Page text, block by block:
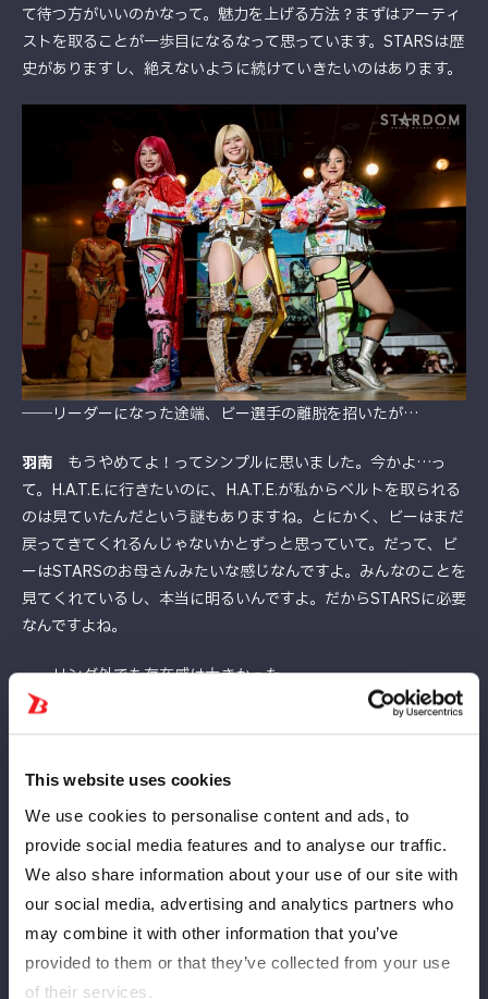
This website uses cookies
We use cookies to personalise content and ads, to
provide social media features and to analyse our traffic.
We also share information about your use of our site with
our social media, advertising and analytics partners who
may combine it with other information that you’ve
provided to them or that they’ve collected from your use
of their services.
て待つ方がいいのかなって。魅力を上げる方法？まずはアーティ
ストを取ることが一歩目になるなって思っています。STARSは歴
史がありますし、絶えないように続けていきたいのはあります。
――リーダーになった途端、ビー選手の離脱を招いたが…
羽南 もうやめてよ！ってシンプルに思いました。今かよ…っ
て。H.A.T.E.に行きたいのに、H.A.T.E.が私からベルトを取られる
のは見ていたんだという謎もありますね。とにかく、ビーはまだ
戻ってきてくれるんじゃないかとずっと思っていて。だって、ビ
ーはSTARSのお母さんみたいな感じなんですよ。みんなのことを
見てくれているし、本当に明るいんですよ。だからSTARSに必要
なんですよね。
――リング外でも存在感は大きかった
それに経験値が違い過ぎて。AEWも行ってWWEも行った
強になる。ビーから練習に誘ってくれて、「こういう技を使いな
よ」って教えながら技も受けてくれるし。「試合のここの技術が
に必要なんです！それにみんなが緊張しているときでも、ビーは
そのくらいで緊張しないから「大丈夫、大丈夫」って明るくして
くれました。いなくなって、みんな泣いています…。仲良くなっ
ちゃったので余計ですね。ご飯もみんなで行ってお酒も飲んで、
控室でもメッチャ話しているし。（英語が堪能な）こもも（向